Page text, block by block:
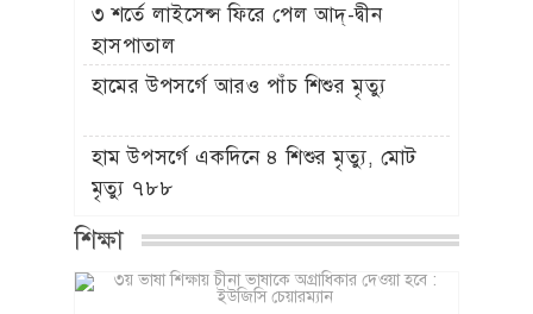
৩ শর্তে লাইসেন্স ফিরে পেল আদ্-দ্বীন
হাসপাতাল
হামের উপসর্গে আরও পাঁচ শিশুর মৃত্যু
হাম উপসর্গে একদিনে ৪ শিশুর মৃত্যু, মোট
মৃত্যু ৭৮৮
শিক্ষা